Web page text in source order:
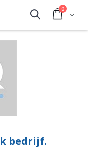
Cart
0
Search
bedrijf.